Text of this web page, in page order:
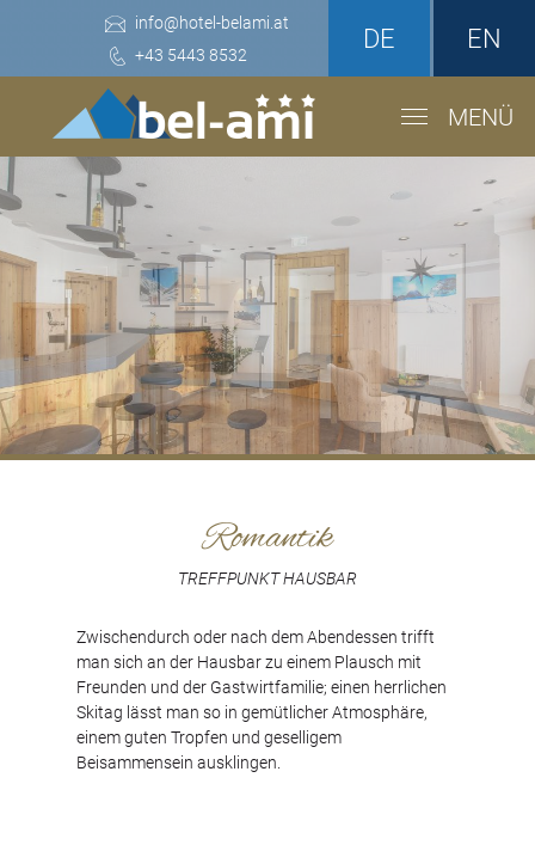
Romantik
TREFFPUNKT HAUSBAR
Zwischendurch oder nach dem Abendessen trifft
man sich an der Hausbar zu einem Plausch mit
Freunden und der Gastwirtfamilie; einen herrlichen
Skitag lässt man so in gemütlicher Atmosphäre,
einem guten Tropfen und geselligem
Beisammensein ausklingen.
DE EN
info@hotel-belami.at
+43 5443 8532
Zimmer
Frühstück
Wellness
Romantik
Preise & Angebote
Preisliste
Anfrage
Online Buchen
Stornobedingungen
Reiseschutz
Winter
MENÜ